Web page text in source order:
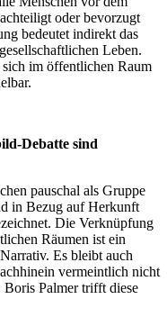
oder bevorzugt
bedeutet indirekt das
Leben.
im öffentlichen Raum
Debatte sind
pauschal als Gruppe
in Bezug auf Herkunft
Die Verknüpfung
Räumen ist ein
Es bleibt auch
vermeintlich nicht
Palmer trifft diese